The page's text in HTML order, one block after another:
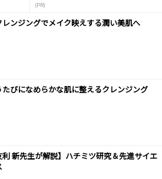
(PR)
レンジングでメイク映えする潤い美肌へ
たびになめらかな肌に整えるクレンジング
利 新先生が解説】ハチミツ研究＆先進サイエ